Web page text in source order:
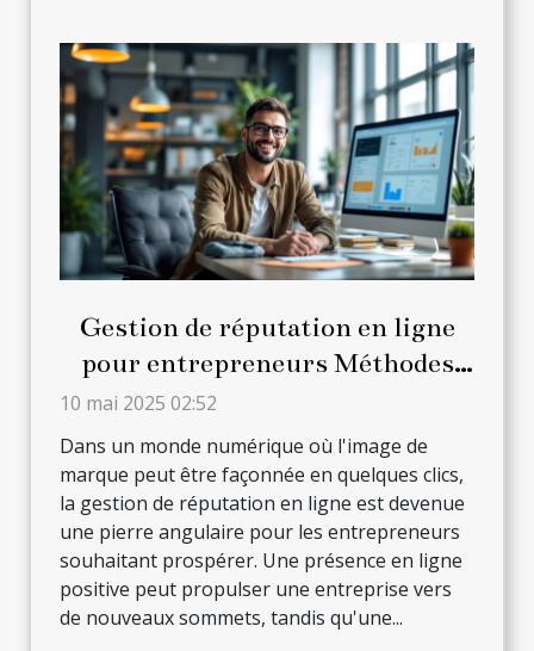
Gestion de réputation en ligne
pour entrepreneurs Méthodes
pour construire et maintenir une
image de marque positive
10 mai 2025 02:52
Dans un monde numérique où l'image de
marque peut être façonnée en quelques clics,
la gestion de réputation en ligne est devenue
une pierre angulaire pour les entrepreneurs
souhaitant prospérer. Une présence en ligne
positive peut propulser une entreprise vers
de nouveaux sommets, tandis qu'une...